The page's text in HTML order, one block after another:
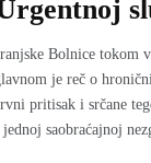
Bolnice tokom
je reč o
pritisak i srčane
saobraćajnoj